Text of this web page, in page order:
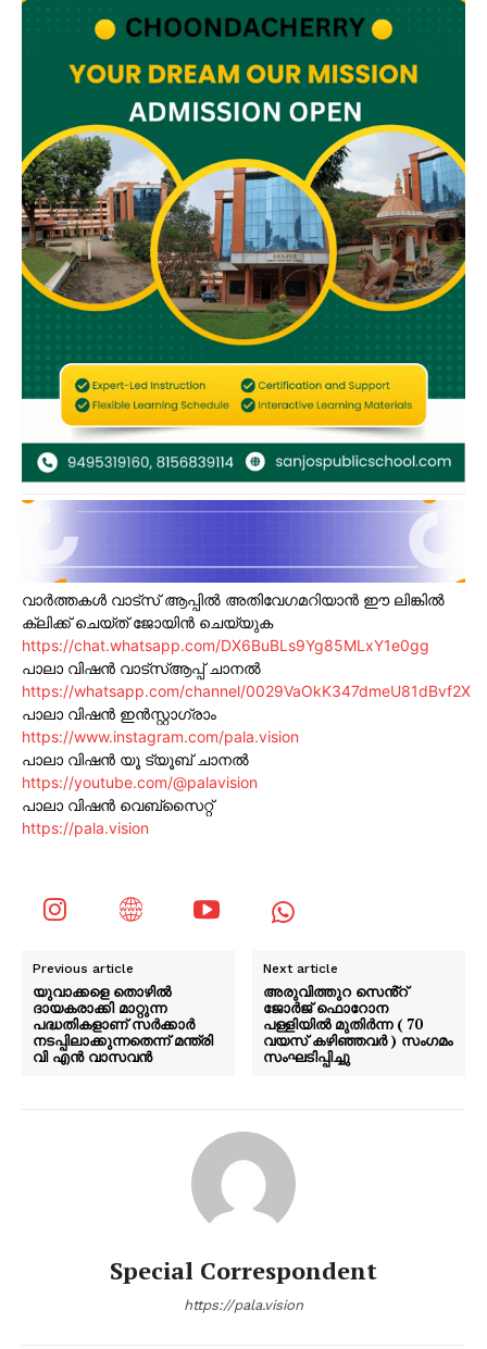
വാർത്തകൾ വാട്സ് ആപ്പിൽ അതിവേഗമറിയാൻ ഈ ലിങ്കിൽ
ക്ലിക്ക് ചെയ്ത് ജോയിൻ ചെയ്യുക
https://chat.whatsapp.com/DX6BuBLs9Yg85MLxY1e0gg
പാലാ വിഷൻ വാട്സ്ആപ്പ് ചാനൽ
https://whatsapp.com/channel/0029VaOkK347dmeU81dBvf2X
പാലാ വിഷൻ ഇൻസ്റ്റാഗ്രാം
https://www.instagram.com/pala.vision
പാലാ വിഷൻ യൂ ട്യൂബ് ചാനൽ
https://youtube.com/@palavision
പാലാ വിഷൻ വെബ്സൈറ്റ്
https://pala.vision
Previous article
യുവാക്കളെ തൊഴിൽ
ദായകരാക്കി മാറ്റുന്ന
പദ്ധതികളാണ് സർക്കാർ
നടപ്പിലാക്കുന്നതെന്ന് മന്ത്രി
വി എൻ വാസവൻ
Next article
അരുവിത്തുറ സെൻ്റ്
ജോർജ് ഫൊറോന
പള്ളിയിൽ മുതിർന്ന ( 70
വയസ് കഴിഞ്ഞവർ ) സംഗമം
സംഘടിപ്പിച്ചു
Special Correspondent
https://pala.vision